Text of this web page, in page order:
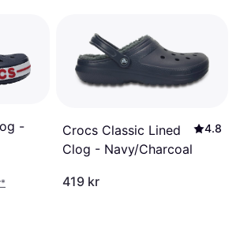
-
*
Crocs Classic Lined
Clog - Navy/Charcoal
4.8
419 kr